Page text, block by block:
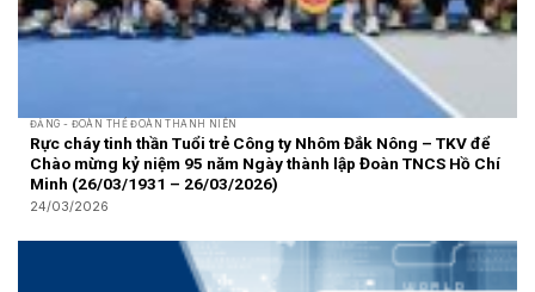
ĐẢNG - ĐOÀN THỂ ĐOÀN THANH NIÊN
Rực cháy tinh thần Tuổi trẻ Công ty Nhôm Đắk Nông – TKV để
Chào mừng kỷ niệm 95 năm Ngày thành lập Đoàn TNCS Hồ Chí
Minh (26/03/1931 – 26/03/2026)
24/03/2026